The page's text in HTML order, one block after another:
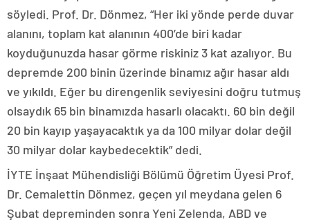
söyledi. Prof. Dr. Dönmez, “Her iki yönde perde duvar
alanını, toplam kat alanının 400’de biri kadar
koyduğunuzda hasar görme riskiniz 3 kat azalıyor. Bu
depremde 200 binin üzerinde binamız ağır hasar aldı
ve yıkıldı. Eğer bu direngenlik seviyesini doğru tutmuş
olsaydık 65 bin binamızda hasarlı olacaktı. 60 bin değil
20 bin kayıp yaşayacaktık ya da 100 milyar dolar değil
30 milyar dolar kaybedecektik” dedi.
İYTE İnşaat Mühendisliği Bölümü Öğretim Üyesi Prof.
Dr. Cemalettin Dönmez, geçen yıl meydana gelen 6
Şubat depreminden sonra Yeni Zelenda, ABD ve